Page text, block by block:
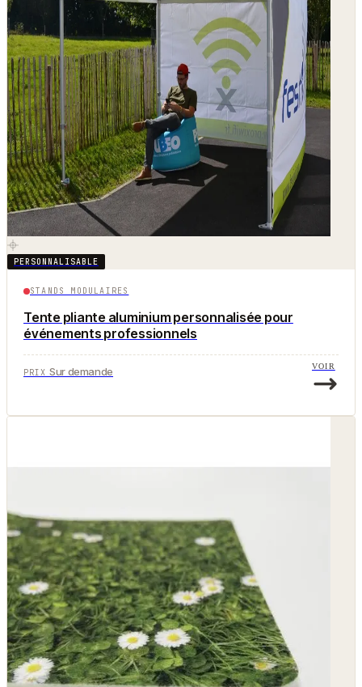
PERSONNALISABLE
STANDS MODULAIRES
Tente pliante aluminium personnalisée pour
événements professionnels
PRIX Sur demande VOIR